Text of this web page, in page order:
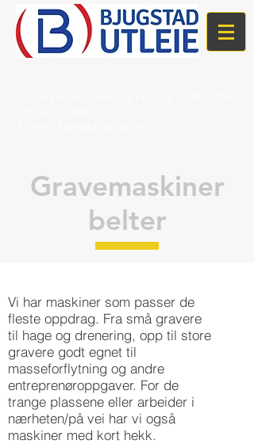
Gravemaskiner
belter
Vi har maskiner som passer de
fleste oppdrag. Fra små gravere
til hage og drenering, opp til store
gravere godt egnet til
masseforflytning og andre
entreprenøroppgaver. For de
trange plassene eller arbeider i
nærheten/på vei har vi også
maskiner med kort hekk.